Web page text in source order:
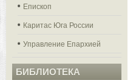
Епископ
Каритас Юга России
Управление Епархией
БИБЛИОТЕКА